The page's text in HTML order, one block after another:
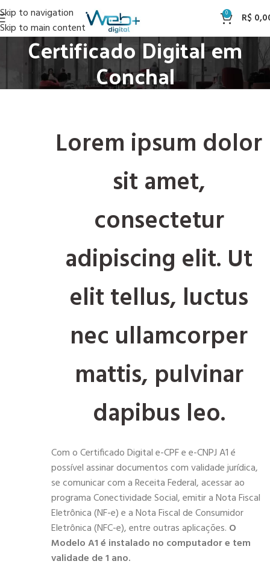
Skip to navigation
Skip to main content
0 R$
Certificado Digital em
Conchal
Lorem ipsum dolor
sit amet,
consectetur
adipiscing elit. Ut
elit tellus, luctus
nec ullamcorper
mattis, pulvinar
dapibus leo.
Com o Certificado Digital e-CPF e e-CNPJ A1 é
possível assinar documentos com validade jurídica,
se comunicar com a Receita Federal, acessar ao
programa Conectividade Social, emitir a Nota Fiscal
Eletrônica (NF-e) e a Nota Fiscal de Consumidor
Eletrônica (NFC-e), entre outras aplicações. O
Modelo A1 é instalado no computador e tem
validade de 1 ano.